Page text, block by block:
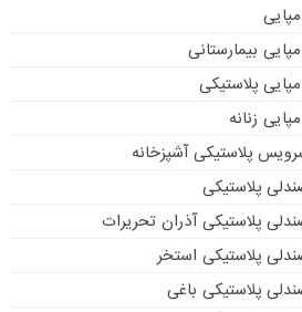
بیمارستانی
پلاستیکی
زنانه
پلاستیکی آشپزخانه
پلاستیکی
پلاستیکی آذران تحریرات
پلاستیکی استخر
پلاستیکی باغی